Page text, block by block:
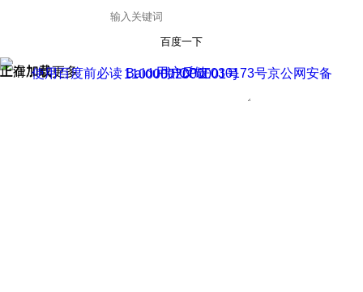
百度一下
正在加载
上滑加载更多 用户反馈
使用百度前必读 Baidu 京ICP证030173号
京公网安备11000002000001号